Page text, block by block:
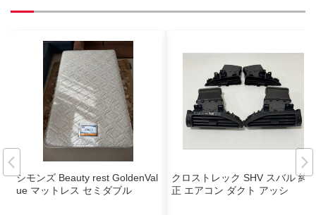
シモンズ Beauty rest GoldenVal
ue マットレス セミダブル
クロストレック SHV スバル 純
正 エアコン ダクト アッシ